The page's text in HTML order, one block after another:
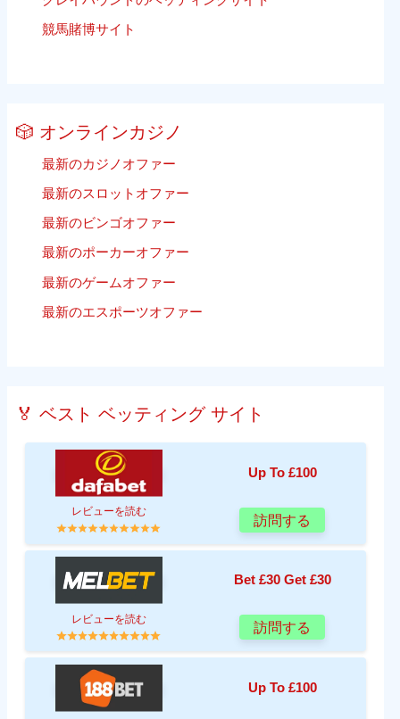
競馬賭博サイト
🎲 オンラインカジノ
最新のカジノオファー
最新のスロットオファー
最新のビンゴオファー
最新のポーカーオファー
最新のゲームオファー
最新のエスポーツオファー
🏅 ベスト ベッティング サイト
Up To £100
レビューを読む
訪問する
Bet £30 Get £30
レビューを読む
訪問する
Up To £100